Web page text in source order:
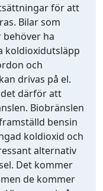
för att
Bilar som
ha
koldioxidutsläpp
och
drivas på el.
därför att
Biobränslen
bensin
koldioxid och
alternativ
Det kommer
de kommer